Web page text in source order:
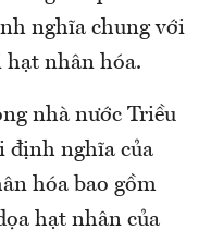
nghĩa chung với
hạt nhân hóa.
nhà nước Triều
định nghĩa của
hóa bao gồm
hạt nhân của